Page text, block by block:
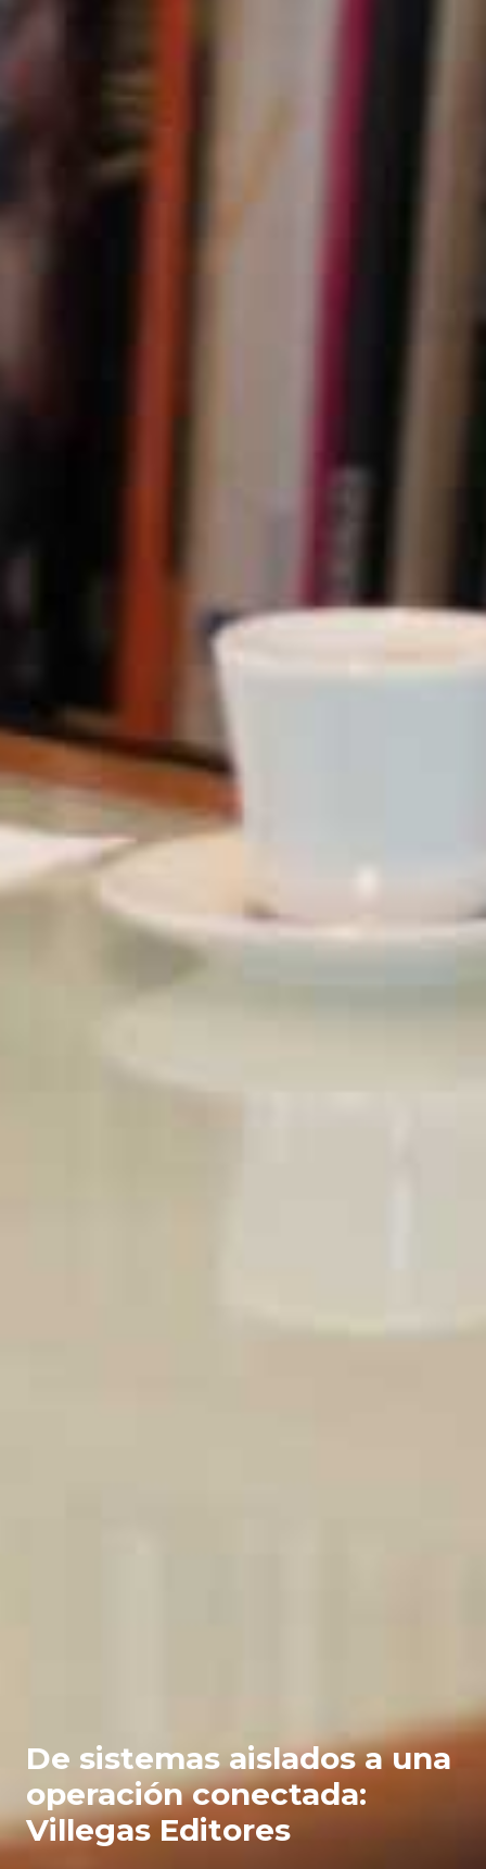
De sistemas aislados a una
operación conectada:
Villegas Editores